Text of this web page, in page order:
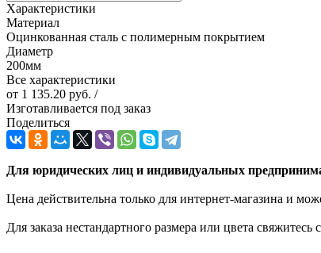
Характеристики
Материал
Оцинкованная сталь с полимерным покрытием
Диаметр
200мм
Все характеристики
от 1 135.20 руб. /
Изготавливается под заказ
Поделиться
Для юридических лиц и индивидуальных
Цена действительна только для интернет-магазина и
Для заказа нестандартного размера или цвета свяжитесь